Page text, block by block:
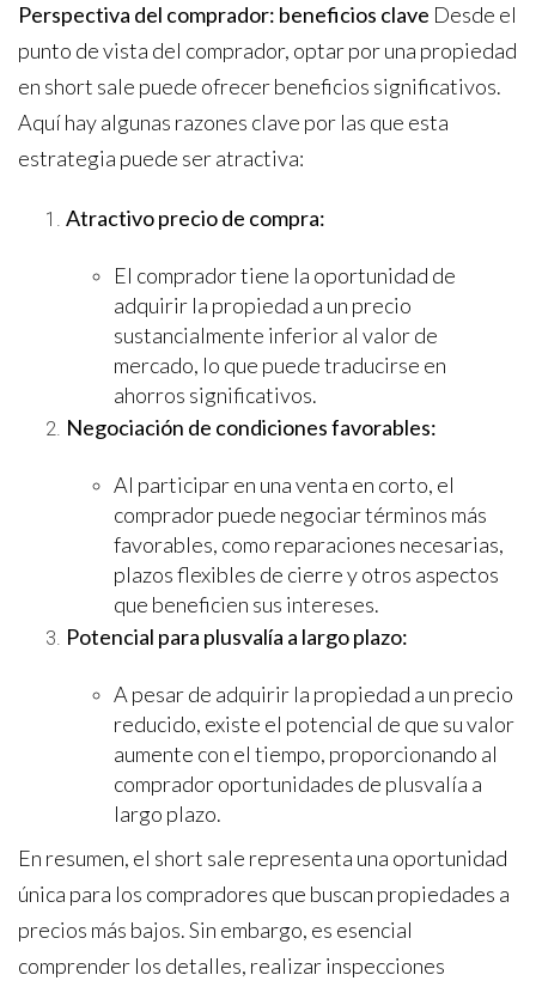
Perspectiva del comprador: beneficios clave Desde el
punto de vista del comprador, optar por una propiedad
en short sale puede ofrecer beneficios significativos.
Aquí hay algunas razones clave por las que esta
estrategia puede ser atractiva:
Atractivo precio de compra:
El comprador tiene la oportunidad de
adquirir la propiedad a un precio
sustancialmente inferior al valor de
mercado, lo que puede traducirse en
ahorros significativos.
Negociación de condiciones favorables:
Al participar en una venta en corto, el
comprador puede negociar términos más
favorables, como reparaciones necesarias,
plazos flexibles de cierre y otros aspectos
que beneficien sus intereses.
Potencial para plusvalía a largo plazo:
A pesar de adquirir la propiedad a un precio
reducido, existe el potencial de que su valor
aumente con el tiempo, proporcionando al
comprador oportunidades de plusvalía a
largo plazo.
En resumen, el short sale representa una oportunidad
única para los compradores que buscan propiedades a
precios más bajos. Sin embargo, es esencial
comprender los detalles, realizar inspecciones